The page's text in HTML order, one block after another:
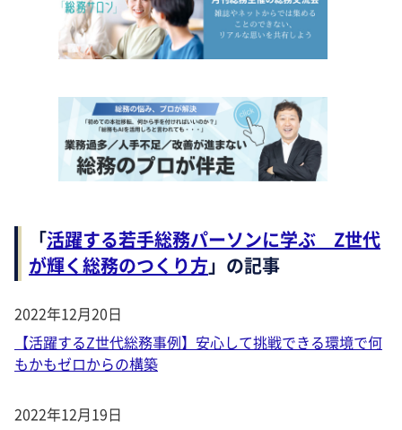
「活躍する若手総務パーソンに学ぶ Z世代
が輝く総務のつくり方」の記事
2022年12月20日
【活躍するZ世代総務事例】安心して挑戦できる環境で何
もかもゼロからの構築
2022年12月19日